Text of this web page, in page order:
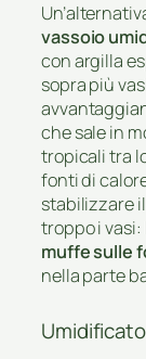
vassoio
con argilla
sopra più
che sale in
tropicali tra
fonti di
stabilizzare
troppo i vasi:
muffe sulle
nella parte